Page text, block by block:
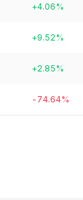
+4.06%
+9.52%
+2.85%
-74.64%